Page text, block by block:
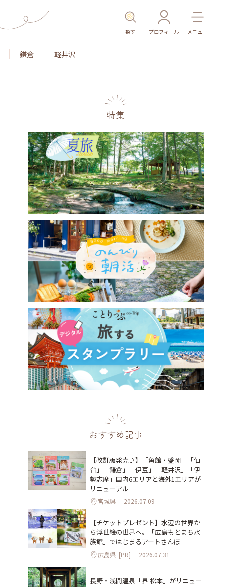
探す プロフィール メニュー
鎌倉 軽井沢
名所・旧跡 温泉・スパ その他施設 ごはん
特集
おすすめ記事
【改訂版発売♪】「角館・盛岡」「仙
台」「鎌倉」「伊豆」「軽井沢」「伊
勢志摩」国内6エリアと海外1エリアが
リニューアル
宮城県 2026.07.09
【チケットプレゼント】水辺の世界か
ら浮世絵の世界へ。「広島もとまち水
族館」ではじまるアートさんぽ
広島県 [PR] 2026.07.31
長野・浅間温泉「界 松本」がリニュー